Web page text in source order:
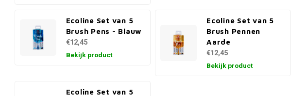
Ecoline Set van 5
Brush Pens - Blauw
€12,45
Bekijk product
Ecoline Set van 5
Brush Pennen
Aarde
€12,45
Bekijk product
Ecoline Set van 5